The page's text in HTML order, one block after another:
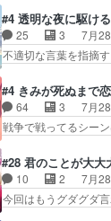
センスの土台にな
れてきました。１話
なっては良くある話
スターを呼ぶ笛？
少女に見える眼鏡w
メ、ケテーイ！「
がアルノルトに活
とフィーネの２度目
ぞ帝位争い。姉から
子を見に行ったら町
#4 透明な夜に駆け
25 3
7月
不適切な言葉を指
接していいのかわか
と相手の表情も分か
ックナンバーみた
冬月を笑わせよう
を笑わせようとす
がどうでもいいこ
行き当たりばったり
#4 きみが死ぬまで
64 3
7月
戦争で戦ってるシ
の存在で揺らぐ14
秘密をあっさり受け
って下衆い国なら
バイけどミミいな
#28 君のことが大大
10 2
7月
今回はもうグダグ